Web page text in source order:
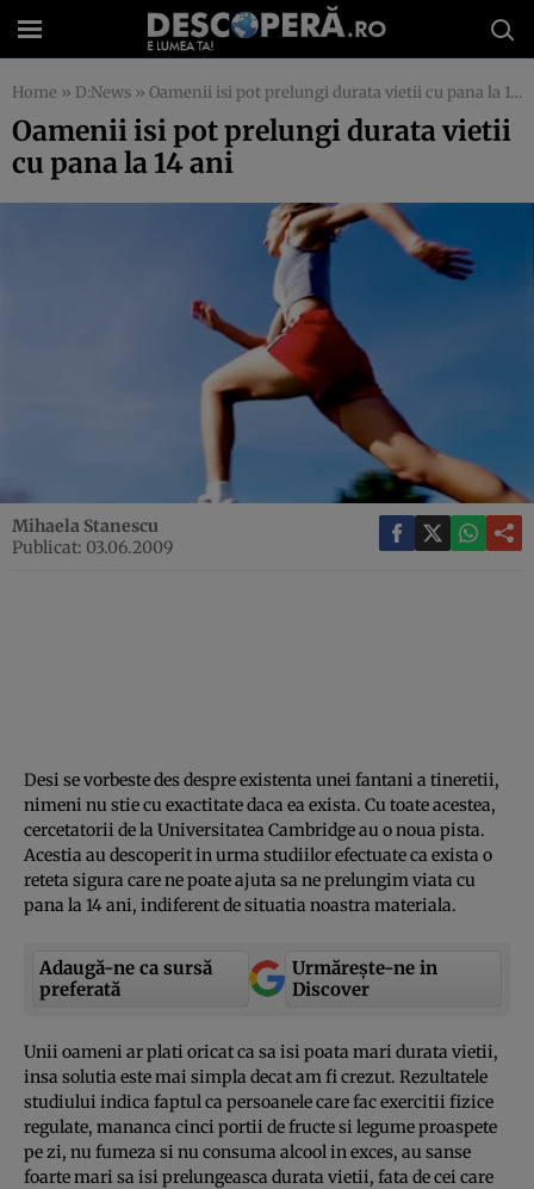
Home » D:News » Oamenii isi pot prelungi durata vietii cu pana la 14 ani
Oamenii isi pot prelungi durata vietii
cu pana la 14 ani
Mihaela Stanescu
Publicat: 03.06.2009
Desi se vorbeste des despre existenta unei fantani a tineretii,
nimeni nu stie cu exactitate daca ea exista. Cu toate acestea,
cercetatorii de la Universitatea Cambridge au o noua pista.
Acestia au descoperit in urma studiilor efectuate ca exista o
reteta sigura care ne poate ajuta sa ne prelungim viata cu
pana la 14 ani, indiferent de situatia noastra materiala.
Adaugă-ne ca sursă
preferată
Urmărește-ne in
Discover
Unii oameni ar plati oricat ca sa isi poata mari durata vietii,
insa solutia este mai simpla decat am fi crezut. Rezultatele
studiului indica faptul ca persoanele care fac exercitii fizice
regulate, mananca cinci portii de fructe si legume proaspete
pe zi, nu fumeza si nu consuma alcool in exces, au sanse
foarte mari sa isi prelungeasca durata vietii, fata de cei care